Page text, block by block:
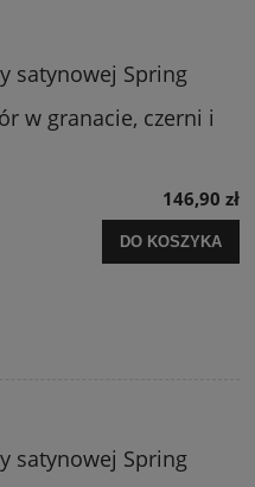
satynowej Spring
w granacie, czerni i
146,90 zł
DO KOSZYKA
satynowej Spring